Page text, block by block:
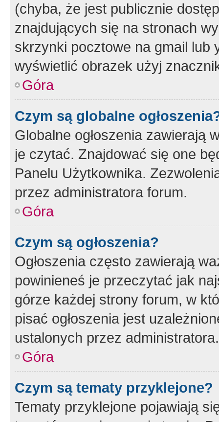
(chyba, że jest publicznie
znajdujących się na stronach
skrzynki pocztowe na gmail lub
wyświetlić obrazek użyj
Góra
Czym są globalne
Globalne ogłoszenia zawierają
je czytać. Znajdować się one
Panelu Użytkownika.
przez administratora forum.
Góra
Czym są ogłoszenia?
Ogłoszenia często zawierają
powinieneś je przeczytać jak
górze każdej strony forum, w
pisać ogłoszenia jest
ustalonych przez administratora.
Góra
Czym są tematy przyklejone?
Tematy przyklejone pojawiają